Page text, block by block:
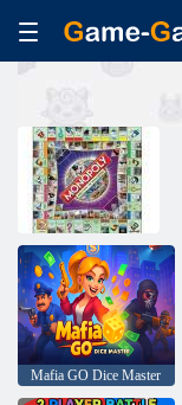
Mafia GO Dice Master